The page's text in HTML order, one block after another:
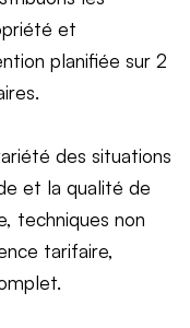
et
planifiée sur 2
des situations
et la qualité de
techniques non
tarifaire,